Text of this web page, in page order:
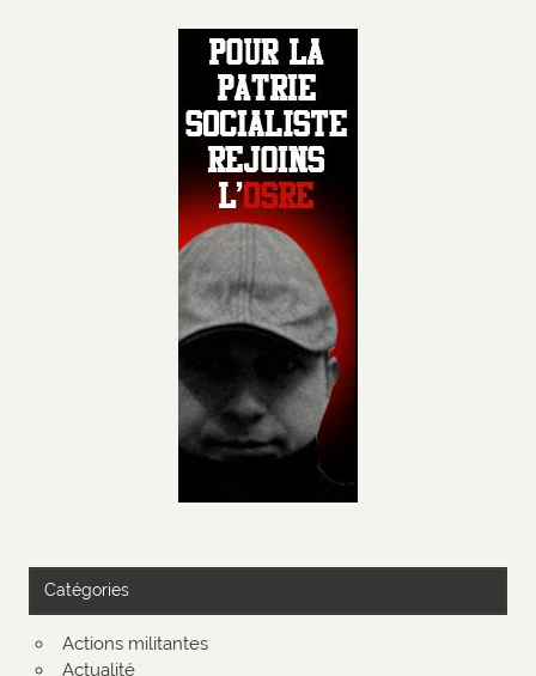
Catégories
Actions militantes
Actualité